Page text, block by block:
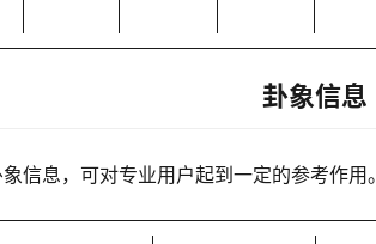
卦象信息
信息，可对专业用户起到一定的参考作用。